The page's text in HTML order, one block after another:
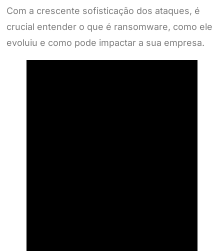
Com a crescente sofisticação dos ataques, é
crucial entender o que é ransomware, como ele
evoluiu e como pode impactar a sua empresa.